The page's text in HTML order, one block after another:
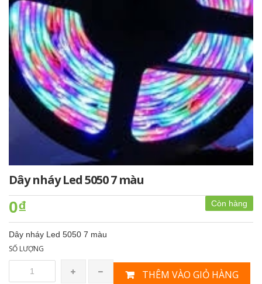
Dây nháy Led 5050 7 màu
Còn hàng
0₫
Dây nháy Led 5050 7 màu
SỐ LƯỢNG
THÊM VÀO GIỎ HÀNG